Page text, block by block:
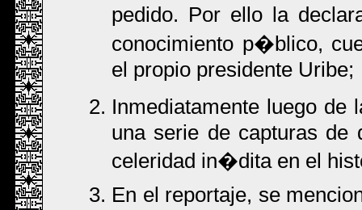
pedido. Por ello la
conocimiento p�blico,
el propio presidente Uribe;
Inmediatamente luego
una serie de capturas de
celeridad in�dita en el
En el reportaje, se